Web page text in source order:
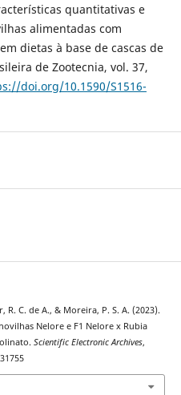
quantitativas e
alimentadas com
dietas à base de cascas de
de Zootecnia, vol. 37,
doi.org/10.1590/S1516-
R. C. de A., & Moreira, P. S. A. (2023).
Nelore e F1 Nelore x Rubia
Scientific Electronic Archives,